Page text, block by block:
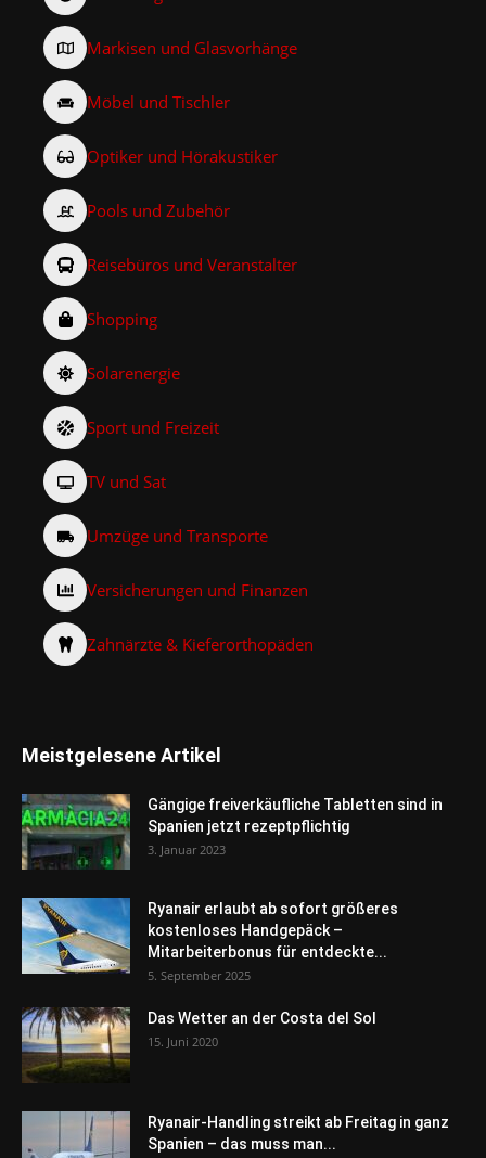
Markisen und Glasvorhänge
Möbel und Tischler
Optiker und Hörakustiker
Pools und Zubehör
Reisebüros und Veranstalter
Shopping
Solarenergie
Sport und Freizeit
TV und Sat
Umzüge und Transporte
Versicherungen und Finanzen
Zahnärzte & Kieferorthopäden
Meistgelesene Artikel
Gängige freiverkäufliche Tabletten sind in
Spanien jetzt rezeptpflichtig
3. Januar 2023
Ryanair erlaubt ab sofort größeres
kostenloses Handgepäck –
Mitarbeiterbonus für entdeckte...
5. September 2025
Das Wetter an der Costa del Sol
15. Juni 2020
Ryanair-Handling streikt ab Freitag in ganz
Spanien – das muss man...